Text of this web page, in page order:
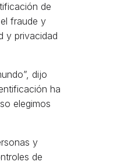
de
fraude y
y privacidad
dijo
ha
elegimos
y
de